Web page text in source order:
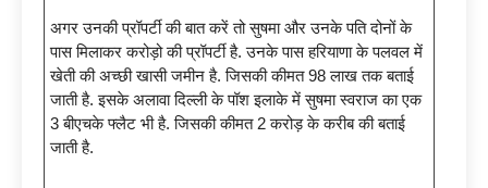
अगर उनकी प्रॉपर्टी की बात करें तो सुषमा और उनके पति दोनों के
पास मिलाकर करोड़ो की प्रॉपर्टी है. उनके पास हरियाणा के पलवल में
खेती की अच्छी खासी जमीन है. जिसकी कीमत 98 लाख तक बताई
जाती है. इसके अलावा दिल्ली के पॉश इलाके में सुषमा स्वराज का एक
3 बीएचके फ्लैट भी है. जिसकी कीमत 2 करोड़ के करीब की बताई
जाती है.